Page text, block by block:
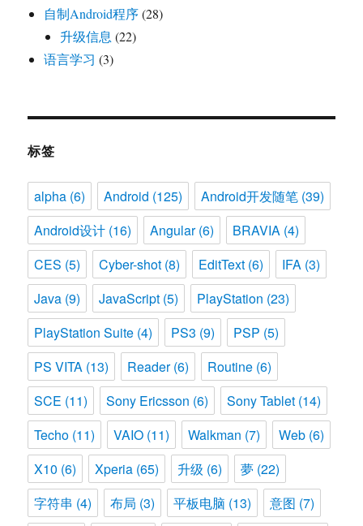
自制Android程序(28)
升级信息 (22)
语言学习 (3)
标签
alpha (6) Android (125) Android开发随笔 (39)
Android设计 (16) Angular(6) BRAVIA (4)
CES (5) Cyber-shot (8) EditText (6) IFA (3)
Java (9) JavaScript (5) PlayStation (23)
PlayStation Suite (4) PS3 (9) PSP (5)
PS VITA (13) Reader(6) Routine (6)
SCE (11) Sony Ericsson (6) Sony Tablet (14)
Techo (11) VAIO (11) Walkman (7) Web (6)
X10 (6) Xperia (65) 升级 (6) 夢 (22)
字符串 (4) 布局 (3) 平板电脑 (13) 意图 (7)